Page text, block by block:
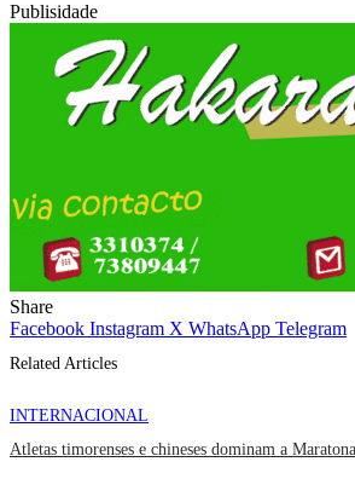
Publisidade
Share
Facebook Instagram X WhatsApp Telegram
Related Articles
INTERNACIONAL
Atletas timorenses e chineses dominam a